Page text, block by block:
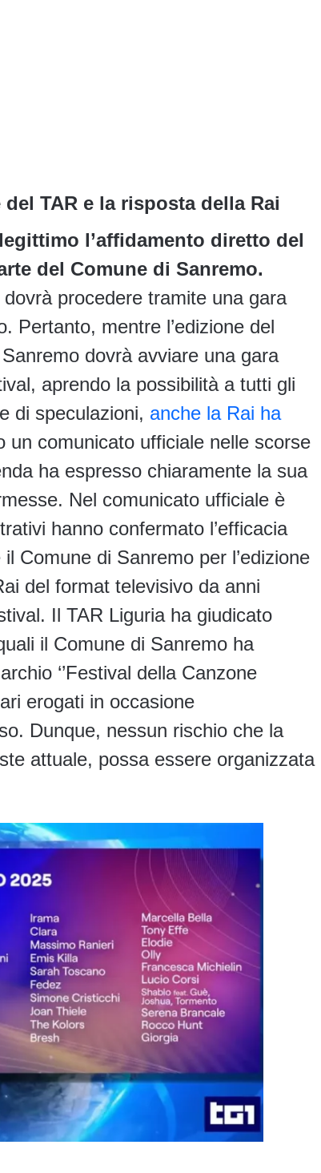
TAR e la risposta della Rai
l’affidamento diretto del
del Comune di Sanremo.
procedere tramite una gara
Pertanto, mentre l’edizione del
dovrà avviare una gara
aprendo la possibilità a tutti gli
di speculazioni, anche la Rai ha
un comunicato ufficiale nelle scorse
ha espresso chiaramente la sua
Nel comunicato ufficiale è
hanno confermato l’efficacia
Comune di Sanremo per l’edizione
del format televisivo da anni
Il TAR Liguria ha giudicato
il Comune di Sanremo ha
‘’Festival della Canzone
erogati in occasione
Dunque, nessun rischio che la
attuale, possa essere organizzata